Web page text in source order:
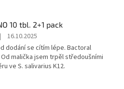
10 tbl. 2+1 pack
|
16.10.2025
dodání se cítím lépe. Bactoral
malička jsem trpěl středoušními
ve S. salivarius K12.